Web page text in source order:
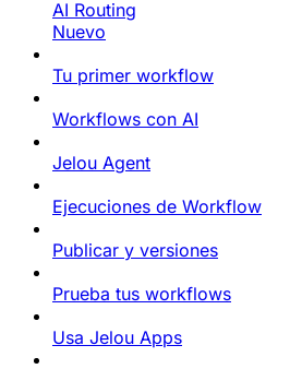
AI Routing
Nuevo
Tu primer workflow
Workflows con AI
Jelou Agent
Ejecuciones de Workflow
Publicar y versiones
Prueba tus workflows
Usa Jelou Apps